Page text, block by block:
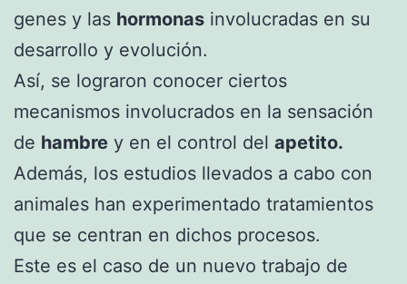
genes y las hormonas involucradas en su
desarrollo y evolución.
Así, se lograron conocer ciertos
mecanismos involucrados en la sensación
de hambre y en el control del apetito.
Además, los estudios llevados a cabo con
animales han experimentado tratamientos
que se centran en dichos procesos.
Este es el caso de un nuevo trabajo de